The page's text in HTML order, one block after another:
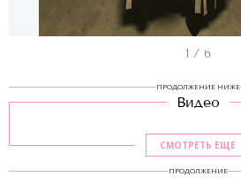
e
1
o
1 / 6
ПРОДОЛЖЕНИЕ НИЖЕ
Видео
СМОТРЕТЬ ЕЩЕ
ПРОДОЛЖЕНИЕ